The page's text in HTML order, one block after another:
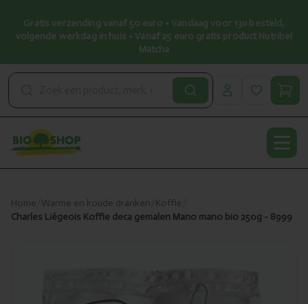
Gratis verzending vanaf 50 euro • Vandaag voor 13u besteld,
volgende werkdag in huis • Vanaf 25 euro gratis product Nutribel
Matcha
Home Warme en koude dranken Koffie
Charles Liégeois Koffie deca gemalen Mano mano bio 250g - 8999